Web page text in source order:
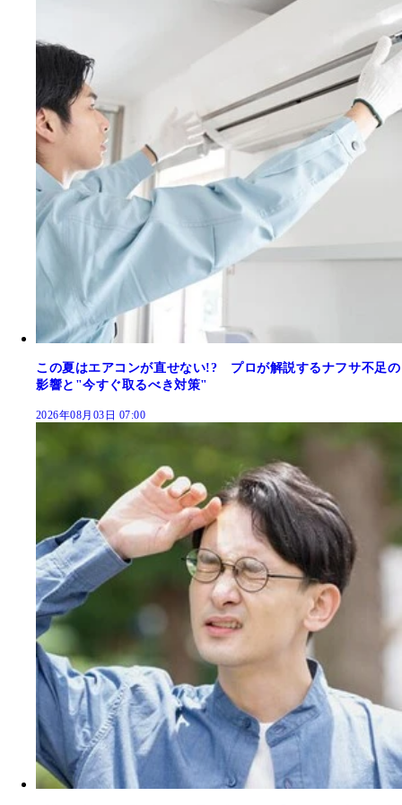
この夏はエアコンが直せない!? プロが解説するナフサ不足の
影響と"今すぐ取るべき対策"
2026年08月03日 07:00